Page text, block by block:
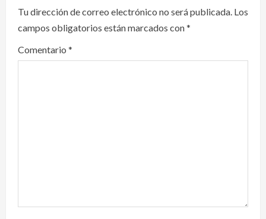
i
g
a
Tu dirección de correo electrónico no será publicada. Los
campos obligatorios están marcados con*
Comentario *